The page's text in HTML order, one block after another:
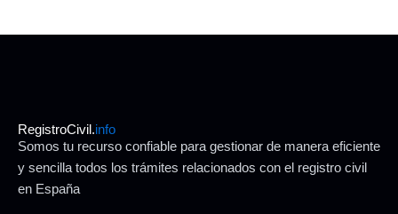
RegistroCivil.info
Somos tu recurso confiable para gestionar de manera eficiente
y sencilla todos los trámites relacionados con el registro civil
en España